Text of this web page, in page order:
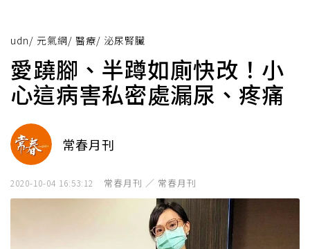
udn/ 元氣網/ 醫療/ 泌尿腎臟
愛蹺腳、半蹲如廁快改！小
心這病害私密處漏尿、疼痛
常春月刊
2020-10-04 16:53:12 常春月刊 ／ 常春月刊